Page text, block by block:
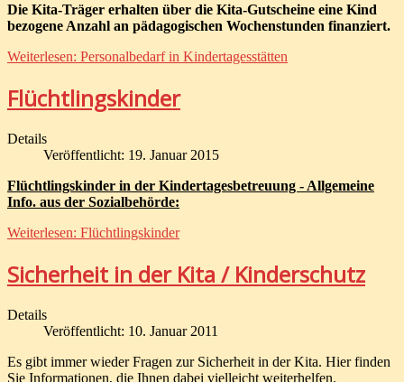
Die Kita-Träger erhalten über die Kita-Gutscheine eine Kind
bezogene Anzahl an pädagogischen Wochenstunden finanziert.
Weiterlesen: Personalbedarf in Kindertagesstätten
Flüchtlingskinder
Details
Veröffentlicht: 19. Januar 2015
Flüchtlingskinder in der Kindertagesbetreuung - Allgemeine
Info. aus der Sozialbehörde:
Weiterlesen: Flüchtlingskinder
Sicherheit in der Kita / Kinderschutz
Details
Veröffentlicht: 10. Januar 2011
Es gibt immer wieder Fragen zur Sicherheit in der Kita. Hier finden
Sie Informationen, die Ihnen dabei vielleicht weiterhelfen.